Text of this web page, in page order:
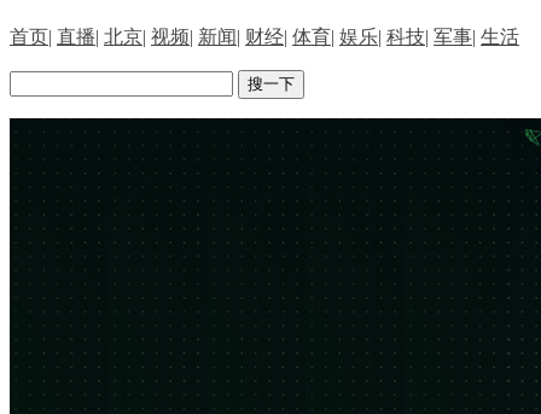
首页| 直播| 北京| 视频| 新闻| 财经| 体育| 娱乐| 科技| 军事| 生活